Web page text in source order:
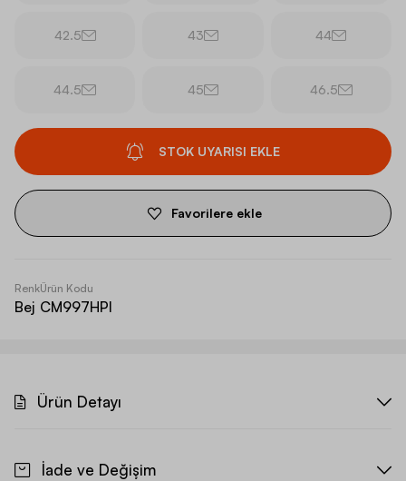
42.5 43 44
44.5 45 46.5
STOK UYARISI EKLE
Favorilere ekle
Renk
Bej
Ürün Kodu
CM997HPI
Ürün Detayı
İade ve Değişim